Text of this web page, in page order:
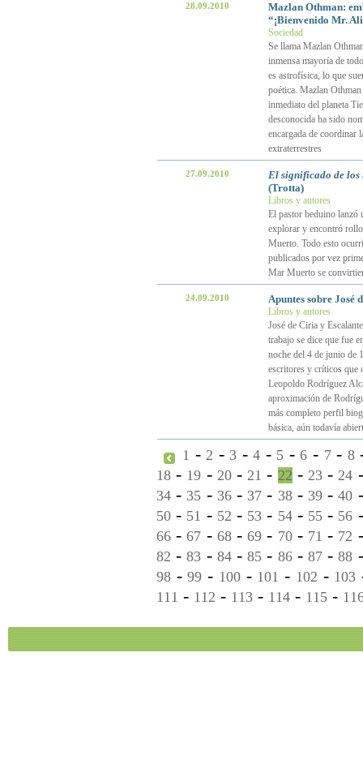
28.09.2010
Mazlan Othman:
“¡Bienvenido Mr.
Sociedad
Se llama Mazlan
inmensa mayoría de
es astrofísica, lo que
poética. Mazlan
inmediato del planeta
desconocida ha sido
encargada de coordinar
extraterrestres
27.09.2010
El significado de
(Trotta)
Libros y autores
El pastor beduino lanzó
explorar y encontró
Muerto. Todo esto
publicados por vez
Mar Muerto se
24.09.2010 Apuntes sobre
Libros y autores
José de Ciria y
trabajo se dice que fue
noche del 4 de junio de
escritores y críticos que
Leopoldo Rodríguez
aproximación de
más completo perfil
básica, aún todavía
1 -2 - 3 -4 - 5 -6 - 7- 8
18 - 19 - 20-21 - 22 - 23-24
34 - 35 - 36- 37 - 38- 39-40
50 - 51 - 52 - 53 - 54- 55- 56
66 -67 - 68-69 - 70- 71 - 72
82 -83 - 84-85 - 86- 87-88
98 -99 - 100- 101 - 102 - 103
111 - 112 - 113 - 114 - 115 -